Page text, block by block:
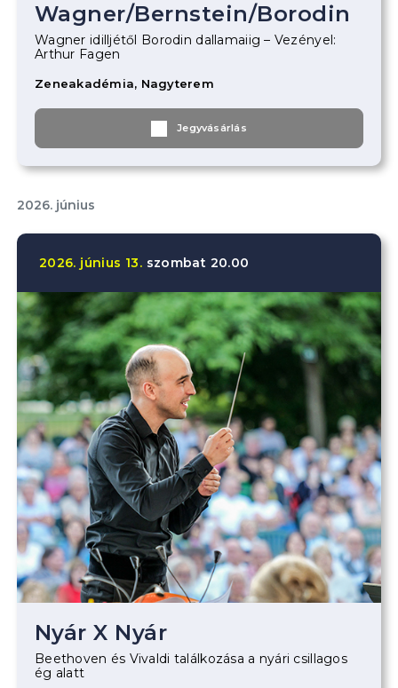
Wagner/Bernstein/Borodin
Wagner idilljétől Borodin dallamaiig – Vezényel:
Arthur Fagen
Zeneakadémia, Nagyterem
Jegyvásárlás
2026. június
2026. június 13. szombat 20.00
Nyár X Nyár
Beethoven és Vivaldi találkozása a nyári csillagos
ég alatt